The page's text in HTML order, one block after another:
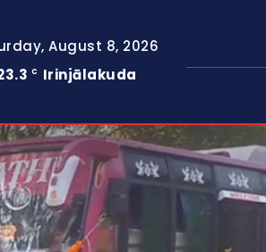
August 8, 2026
C Irinjālakuda